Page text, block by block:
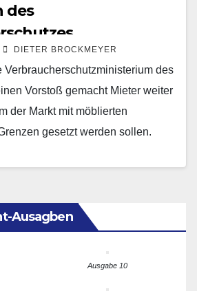
des
DIETER BROCKMEYER
Verbraucherschutzministerium des
Vorstoß gemacht Mieter weiter
der Markt mit möblierten
gesetzt werden sollen.
Ausagben
Ausgabe 10